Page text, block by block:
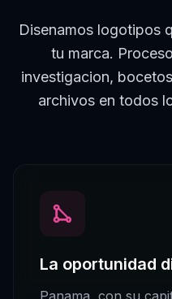
Disenamos logotipos
tu marca.
investigacion,
archivos en todos
La oportunidad